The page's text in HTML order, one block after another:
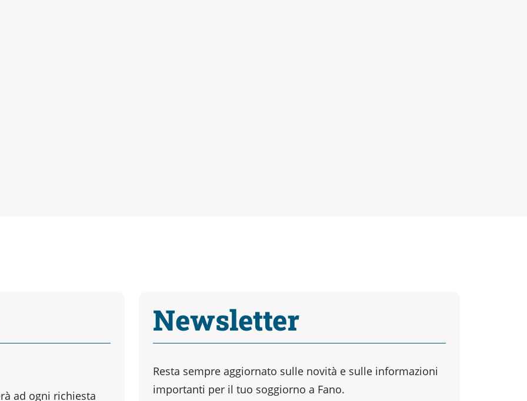
ad ogni richiesta
Newsletter
Resta sempre aggiornato sulle novità e sulle informazioni
importanti per il tuo soggiorno a Fano.